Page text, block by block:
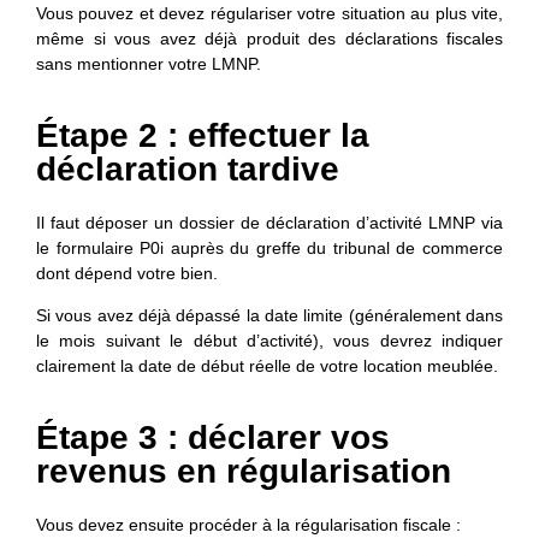
Vous pouvez et devez régulariser votre situation au plus vite,
même si vous avez déjà produit des déclarations fiscales
sans mentionner votre LMNP.
Étape 2 : effectuer la
déclaration tardive
Il faut déposer un dossier de déclaration d’activité LMNP via
le formulaire P0i auprès du greffe du tribunal de commerce
dont dépend votre bien.
Si vous avez déjà dépassé la date limite (généralement dans
le mois suivant le début d’activité), vous devrez indiquer
clairement la date de début réelle de votre location meublée.
Étape 3 : déclarer vos
revenus en régularisation
Vous devez ensuite procéder à la régularisation fiscale :